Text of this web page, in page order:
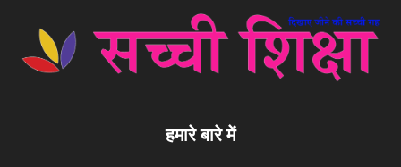
हमारे बारे में